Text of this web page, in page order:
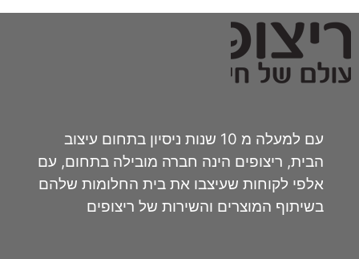
עם למעלה מ 10 שנות ניסיון בתחום עיצוב
הבית, ריצופים הינה חברה מובילה בתחום, עם
אלפי לקוחות שעיצבו את בית החלומות שלהם
בשיתוף המוצרים והשירות של ריצופים